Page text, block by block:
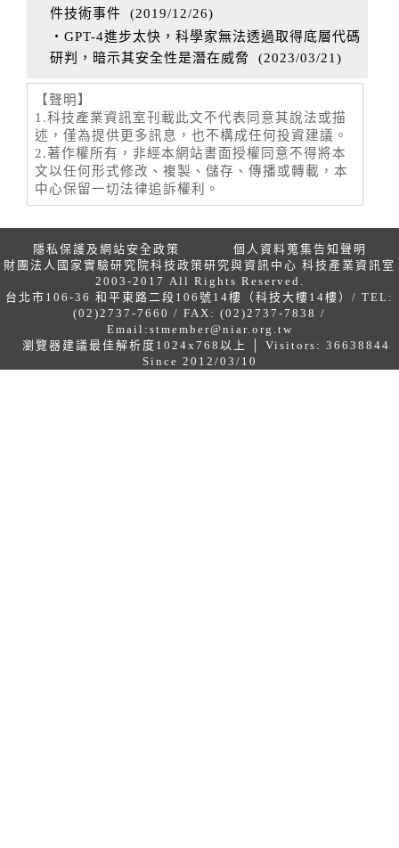
件技術事件 (2019/12/26)
‧GPT-4進步太快，科學家無法透過取得底層代碼
研判，暗示其安全性是潛在威脅
(2023/03/21 )
【聲明】
1.科技產業資訊室刊載此文不代表同意其說法或描
述，僅為提供更多訊息，也不構成任何投資建議。
2.著作權所有，非經本網站書面授權同意不得將本
文以任何形式修改、複製、儲存、傳播或轉載，本
中心保留一切法律追訴權利。
隱私保護及網站安全政策
個人資料蒐集告知聲明
財團法人國家實驗研究院科技政策研究與資訊中心 科技產業資訊室
2003-2017 All Rights Reserved.
台北市106-36 和平東路二段106號14樓（科技大樓14樓）/ TEL:
(02)2737-7660 / FAX: (02)2737-7838 /
Email: stmember@niar.org.tw
瀏覽器建議最佳解析度1024x768以上 │ Visitors: 36638844
Since 2012/03/10